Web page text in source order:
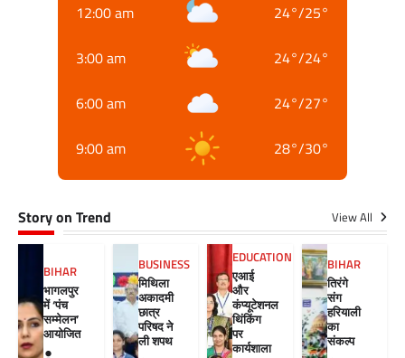
12:00 am 24°/25°
3:00 am 24°/24°
6:00 am 24°/27°
9:00 am 28°/30°
Story on Trend View All
BIHAR
भागलपुर
में ‘पंच
सम्मेलन’
आयोजित
BUSINESS
मिथिला
अकादमी
छात्र
परिषद ने
ली शपथ
EDUCATION
एआई
और
कंप्यूटेशनल
थिंकिंग
पर
कार्यशाला
BIHAR
तिरंगे
संग
हरियाली
का
संकल्प